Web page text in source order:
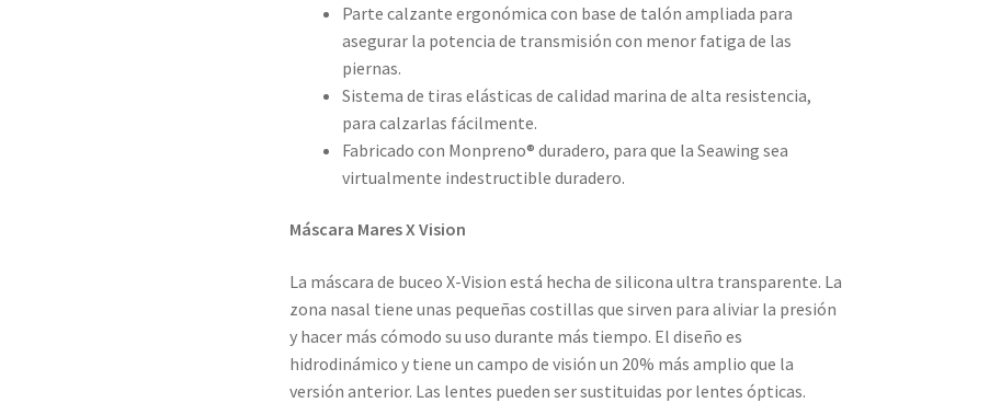
Parte calzante ergonómica con base de talón ampliada para
asegurar la potencia de transmisión con menor fatiga de las
piernas.
Sistema de tiras elásticas de calidad marina de alta resistencia,
para calzarlas fácilmente.
Fabricado con Monpreno® duradero, para que la Seawing sea
virtualmente indestructible duradero.
Máscara Mares X Vision
La máscara de buceo X-Vision está hecha de silicona ultra transparente. La
zona nasal tiene unas pequeñas costillas que sirven para aliviar la presión
y hacer más cómodo su uso durante más tiempo. El diseño es
hidrodinámico y tiene un campo de visión un 20% más amplio que la
versión anterior. Las lentes pueden ser sustituidas por lentes ópticas.